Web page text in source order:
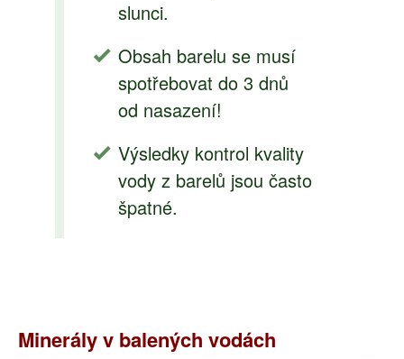
slunci.
Obsah barelu se musí
spotřebovat do 3 dnů
od nasazení!
Výsledky kontrol kvality
vody z barelů jsou často
špatné.
Minerály v balených vodách